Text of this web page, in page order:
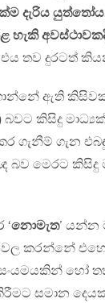
දැරිය
හැකි
එය තව දුරටත්
ඇති කිසිවක්
බවට කිසිදු
ගැනීම් ගැන
බව මෙරට කිසිදු
‘නොමැත’ යන්න
කරන්නේ
සංයමයකින් හෝ
සමාන